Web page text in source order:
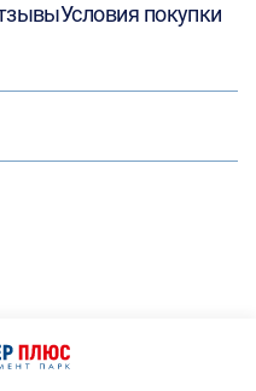
Условия покупки